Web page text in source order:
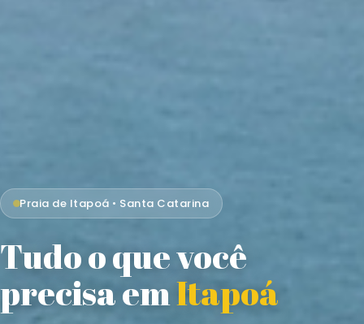
Praia de Itapoá • Santa Catarina
Tudo o que você
precisa emItapoá